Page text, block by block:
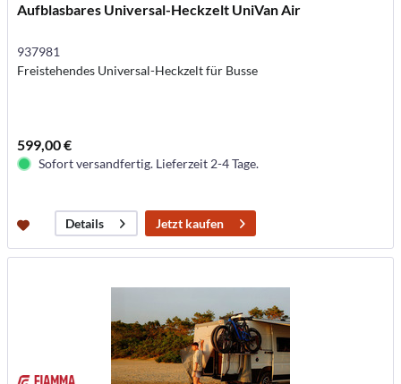
Aufblasbares Universal-Heckzelt UniVan Air
937981
Freistehendes Universal-Heckzelt für Busse
599,00 €
Sofort versandfertig. Lieferzeit 2-4 Tage.
Details Jetzt kaufen